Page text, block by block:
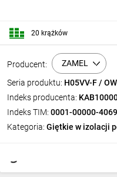
Producent: ZAMEL
Seria produktu: H05VV-F /
Indeks producenta:
Indeks TIM: 0001-00000-
Kategoria: Giętkie w izolacji
20 krążków